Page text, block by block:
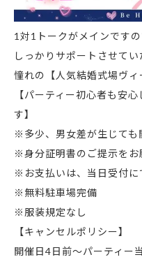
1対1トークがメインです
しっかりサポートさせてい
憧れの【人気結婚式場ヴ
【パーティー初心者も安
す】
※多少、男女差が生じても
※身分証明書のご提示をお
※お支払いは、当日受付に
※無料駐車場完備
※服装規定なし
【キャンセルポリシー】
開催日4日前～パーティ